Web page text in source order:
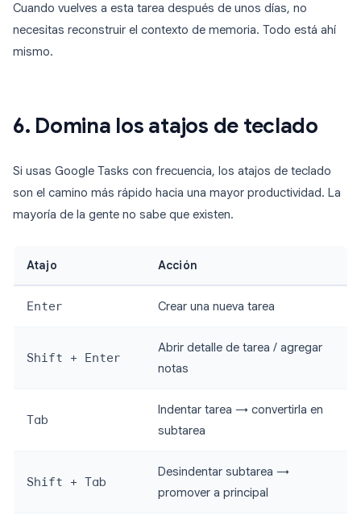
Cuando vuelves a esta tarea después de unos días, no
necesitas reconstruir el contexto de memoria. Todo está ahí
mismo.
6. Domina los atajos de teclado
Si usas Google Tasks con frecuencia, los atajos de teclado
son el camino más rápido hacia una mayor productividad. La
mayoría de la gente no sabe que existen.
Atajo Acción
Enter Crear una nueva tarea
Shift + Enter
Abrir detalle de tarea / agregar
notas
Tab
Indentar tarea → convertirla en
subtarea
Shift + Tab
Desindentar subtarea →
promover a principal